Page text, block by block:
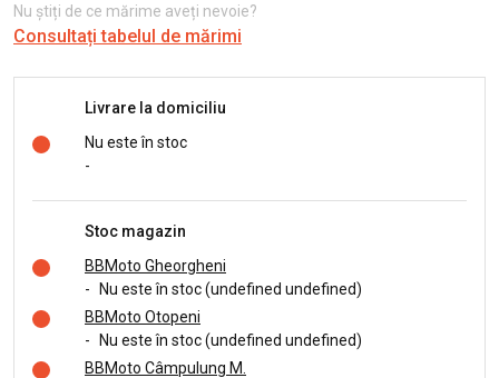
Nu știți de ce mărime aveți nevoie?
Consultați tabelul de mărimi
Livrare la domiciliu
Nu este în stoc
-
Stoc magazin
BBMoto Gheorgheni
-
Nu este în stoc (undefined undefined)
BBMoto Otopeni
-
Nu este în stoc (undefined undefined)
BBMoto Câmpulung M.